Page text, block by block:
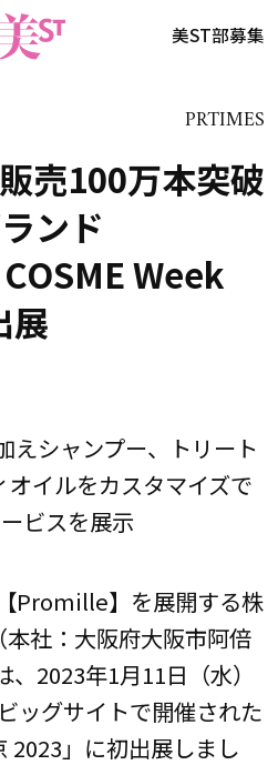
美ST部募集
PRTIMES
売100万本突破
ンド
Week
展
えシャンプー、トリート
イルをカスタマイズで
ビスを展示
Promille】を展開する株
社：大阪府大阪市阿倍
2023年1月11日（水）
ッグサイトで開催された
2023」に初出展しまし